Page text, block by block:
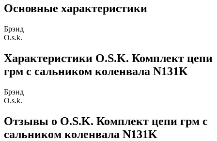
Основные характеристики
Брэнд
O.s.k.
Характеристики O.S.K. Комплект цепи
грм с сальником коленвала N131K
Брэнд
O.s.k.
Отзывы о O.S.K. Комплект цепи грм с
сальником коленвала N131K